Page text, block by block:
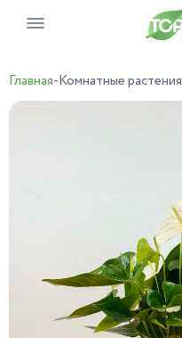
Главная-Комнатные растения